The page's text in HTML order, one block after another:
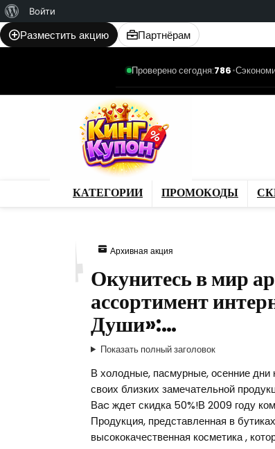
WordPress
Войти
Разместить акцию Партнёрам
Проверено сегодня:786•
КАТЕГОРИИ ПРОМОКОДЫ
Архивная акция
Окунитесь в мир
ассортимент
Души»:…
Показать полный заголовок
В холодные, пасмурные, осенние дни
своих близких замечательной
Ваc ждет скидка 50%!В 2009 году
Продукция, представленная в
высококачественная косметика ,